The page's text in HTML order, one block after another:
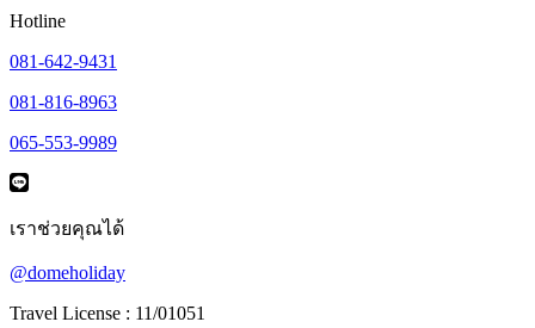
Hotline
081-642-9431
081-816-8963
065-553-9989
เราช่วยคุณได้
@domeholiday
Travel License : 11/01051